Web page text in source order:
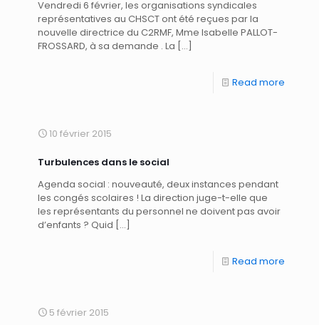
Vendredi 6 février, les organisations syndicales
représentatives au CHSCT ont été reçues par la
nouvelle directrice du C2RMF, Mme Isabelle PALLOT-
FROSSARD, à sa demande . La […]
Read more
10 février 2015
Turbulences dans le social
Agenda social : nouveauté, deux instances pendant
les congés scolaires ! La direction juge-t-elle que
les représentants du personnel ne doivent pas avoir
d’enfants ? Quid […]
Read more
5 février 2015